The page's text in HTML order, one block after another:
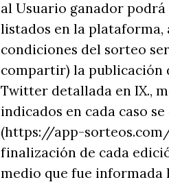
al Usuario ganador
listados en la plataforma,
condiciones del sorteo
compartir) la publicación
Twitter detallada en IX.,
indicados en cada caso
(https://app-sorteos.com/
finalización de cada
medio que fue informada